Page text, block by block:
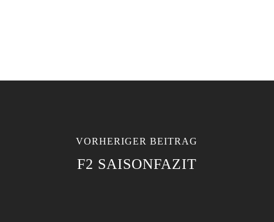
VORHERIGER BEITRAG
F2 SAISONFAZIT